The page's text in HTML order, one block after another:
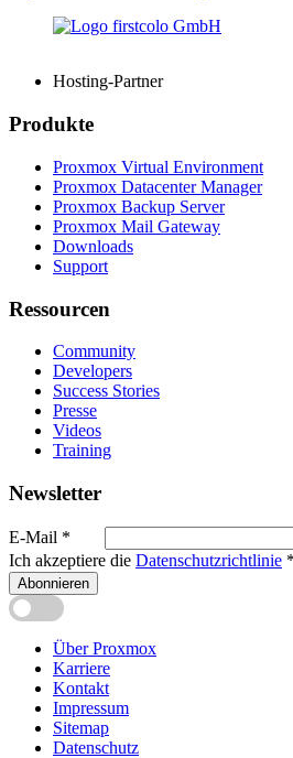
Hosting-Partner
Produkte
Proxmox Virtual Environment
Proxmox Datacenter Manager
Proxmox Backup Server
Proxmox Mail Gateway
Downloads
Support
Ressourcen
Community
Developers
Success Stories
Presse
Videos
Training
Newsletter
E-Mail *
Ich akzeptiere die Datenschutzrichtlinie *
Abonnieren
Über Proxmox
Karriere
Kontakt
Impressum
Sitemap
Datenschutz